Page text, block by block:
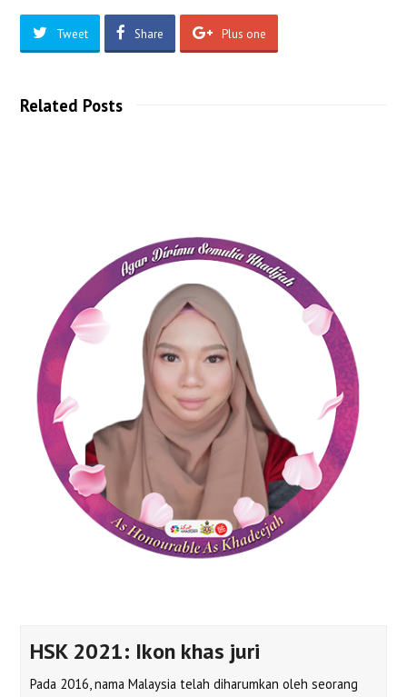
Tweet Share Plus one
Related Posts
HSK 2021: Ikon khas juri
Pada 2016, nama Malaysia telah diharumkan oleh seorang